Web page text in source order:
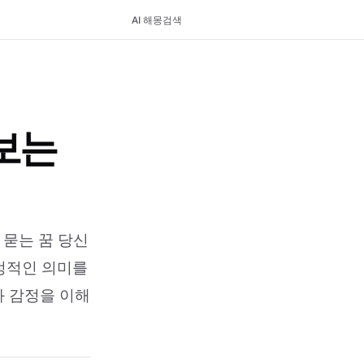
AI 해몽검색
는
는 꿈 당신
적인 의미를
감정을 이해